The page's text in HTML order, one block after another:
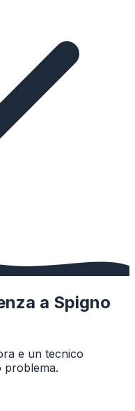
a Spigno
e un tecnico
problema.